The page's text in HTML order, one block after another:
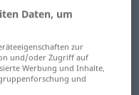
Daten, um
zur
und/oder Zugriff auf
Werbung und Inhalte,
und